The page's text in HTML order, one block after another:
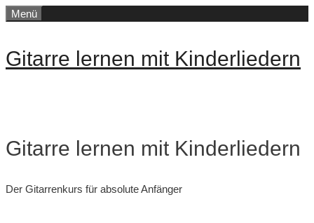
Zum
Menü
Gitarre lernen mit Kinderliedern
Gitarre lernen mit Kinderliedern
Der Gitarrenkurs für absolute Anfänger